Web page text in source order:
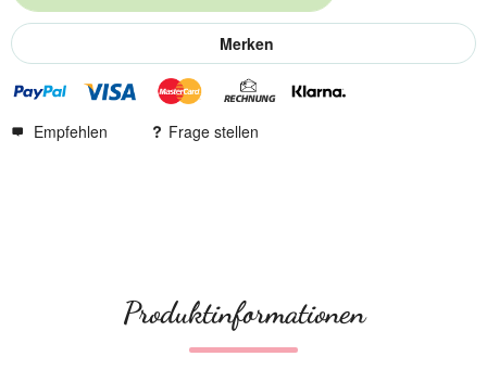
Merken
Empfehlen Frage stellen
Produktinformationen